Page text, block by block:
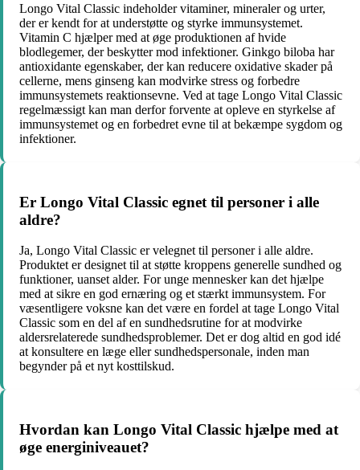
Longo Vital Classic indeholder vitaminer, mineraler og urter,
der er kendt for at understøtte og styrke immunsystemet.
Vitamin C hjælper med at øge produktionen af hvide
blodlegemer, der beskytter mod infektioner. Ginkgo biloba har
antioxidante egenskaber, der kan reducere oxidative skader på
cellerne, mens ginseng kan modvirke stress og forbedre
immunsystemets reaktionsevne. Ved at tage Longo Vital Classic
regelmæssigt kan man derfor forvente at opleve en styrkelse af
immunsystemet og en forbedret evne til at bekæmpe sygdom og
infektioner.
Er Longo Vital Classic egnet til personer i alle
aldre?
Ja, Longo Vital Classic er velegnet til personer i alle aldre.
Produktet er designet til at støtte kroppens generelle sundhed og
funktioner, uanset alder. For unge mennesker kan det hjælpe
med at sikre en god ernæring og et stærkt immunsystem. For
væsentligere voksne kan det være en fordel at tage Longo Vital
Classic som en del af en sundhedsrutine for at modvirke
aldersrelaterede sundhedsproblemer. Det er dog altid en god idé
at konsultere en læge eller sundhedspersonale, inden man
begynder på et nyt kosttilskud.
Hvordan kan Longo Vital Classic hjælpe med at
øge energiniveauet?